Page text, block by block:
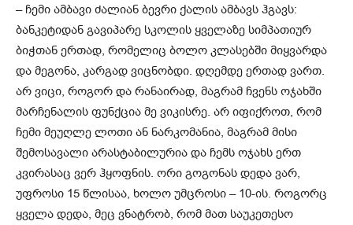
– ჩემი ამბავი ძალიან ბევრი ქალის ამბავს ჰგავს:
ბანკეტიდან გავიპარე სკოლის ყველაზე სიმპათიურ
ბიჭთან ერთად, რომელიც ბოლო კლასებში მიყვარდა
და მეგონა, კარგად ვიცნობდი. დღემდე ერთად­ ვართ.
არ ვიცი, როგორ და რანაირად, მაგრამ ჩვენს ოჯახში
მარჩენალის ფუნქცია მე ვიკისრე. არ იფიქროთ, რომ
ჩემი მეუღლე ლოთი ან ნარკომანია, მაგრამ მისი
შემოსავალი არასტაბილურია და ჩემს ოჯახს ერთ
კვირასაც ვერ ჰყოფნის. ორი გოგონას დედა ვარ,
უფროსი­ 15 წლისაა, ხოლო უმცროსი – 10-ის. როგორც
ყველა დედა, მეც ვნატრობ, რომ მათ საუკეთესო